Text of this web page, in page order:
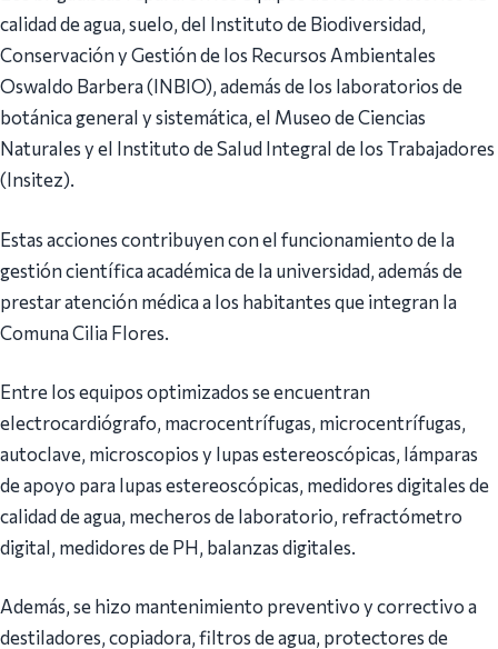
calidad de agua, suelo, del Instituto de Biodiversidad,
Conservación y Gestión de los Recursos Ambientales
Oswaldo Barbera (INBIO), además de los laboratorios de
botánica general y sistemática, el Museo de Ciencias
Naturales y el Instituto de Salud Integral de los Trabajadores
(Insitez).
Estas acciones contribuyen con el funcionamiento de la
gestión científica académica de la universidad, además de
prestar atención médica a los habitantes que integran la
Comuna Cilia Flores.
Entre los equipos optimizados se encuentran
electrocardiógrafo, macrocentrífugas, microcentrífugas,
autoclave, microscopios y lupas estereoscópicas, lámparas
de apoyo para lupas estereoscópicas, medidores digitales de
calidad de agua, mecheros de laboratorio, refractómetro
digital, medidores de PH, balanzas digitales.
Además, se hizo mantenimiento preventivo y correctivo a
destiladores, copiadora, filtros de agua, protectores de